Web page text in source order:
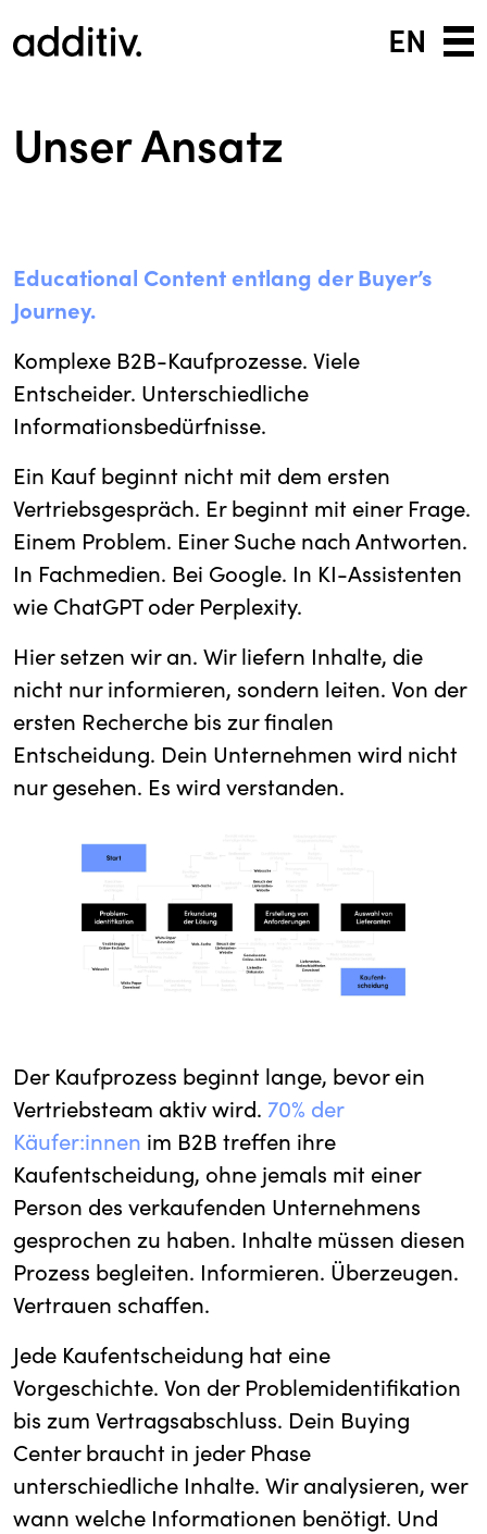
EN
Unser Ansatz
Educational Content entlang der Buyer’s
Journey.
Komplexe B2B-Kaufprozesse. Viele
Entscheider. Unterschiedliche
Informationsbedürfnisse.
Ein Kauf beginnt nicht mit dem ersten
Vertriebsgespräch. Er beginnt mit einer Frage.
Einem Problem. Einer Suche nach Antworten.
In Fachmedien. Bei Google. In KI-Assistenten
wie ChatGPT oder Perplexity.
Hier setzen wir an. Wir liefern Inhalte, die
nicht nur informieren, sondern leiten. Von der
ersten Recherche bis zur finalen
Entscheidung. Dein Unternehmen wird nicht
nur gesehen. Es wird verstanden.
Der Kaufprozess beginnt lange, bevor ein
Vertriebsteam aktiv wird. 70% der
Käufer:innen im B2B treffen ihre
Kaufentscheidung, ohne jemals mit einer
Person des verkaufenden Unternehmens
gesprochen zu haben. Inhalte müssen diesen
Prozess begleiten. Informieren. Überzeugen.
Vertrauen schaffen.
Jede Kaufentscheidung hat eine
Vorgeschichte. Von der Problemidentifikation
bis zum Vertragsabschluss. Dein Buying
Center braucht in jeder Phase
unterschiedliche Inhalte. Wir analysieren, wer
wann welche Informationen benötigt. Und